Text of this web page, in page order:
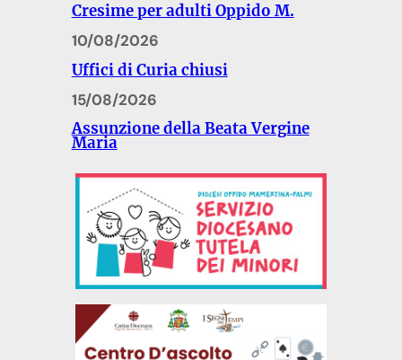
Cresime per adulti Oppido M.
10/08/2026
Uffici di Curia chiusi
15/08/2026
Assunzione della Beata Vergine
Maria